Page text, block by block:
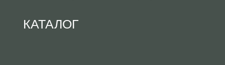
КАТАЛОГ